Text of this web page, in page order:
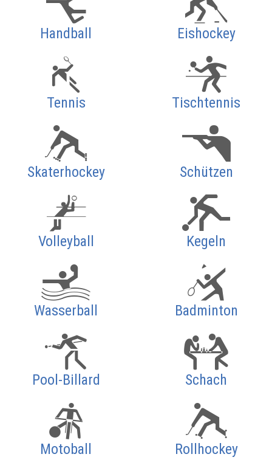
Handball Eishockey
Tennis Tischtennis
Skaterhockey Schützen
Volleyball Kegeln
Wasserball Badminton
Pool-Billard Schach
Motoball Rollhockey